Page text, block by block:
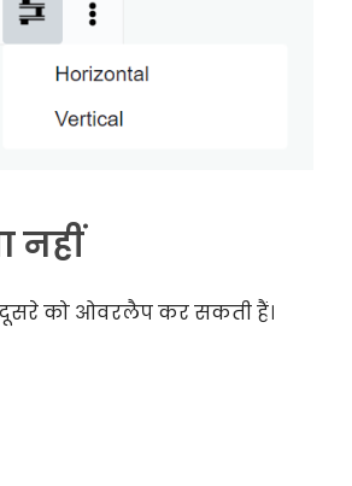
नहीं
दूसरे को ओवरलैप कर सकती हैं।